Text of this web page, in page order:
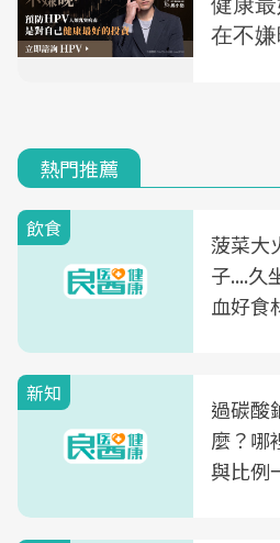
熱門推薦
飲食
菠菜大
子....久
血好食
新知
過碳酸
麼？哪
與比例